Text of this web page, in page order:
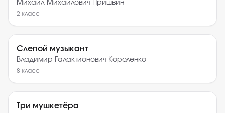
Михаил Михайлович Пришвин
2 класс
Слепой музыкант
Владимир Галактионович Короленко
8 класс
Три мушкетёра